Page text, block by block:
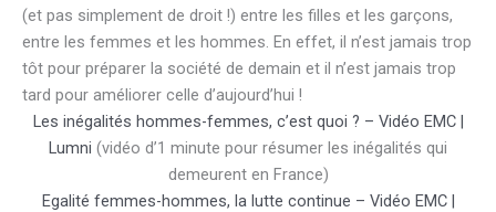
(et pas simplement de droit !) entre les filles et les garçons,
entre les femmes et les hommes. En effet, il n’est jamais trop
tôt pour préparer la société de demain et il n’est jamais trop
tard pour améliorer celle d’aujourd’hui !
Les inégalités hommes-femmes, c’est quoi ? – Vidéo EMC |
Lumni (vidéo d’1 minute pour résumer les inégalités qui
demeurent en France)
Egalité femmes-hommes, la lutte continue – Vidéo EMC |